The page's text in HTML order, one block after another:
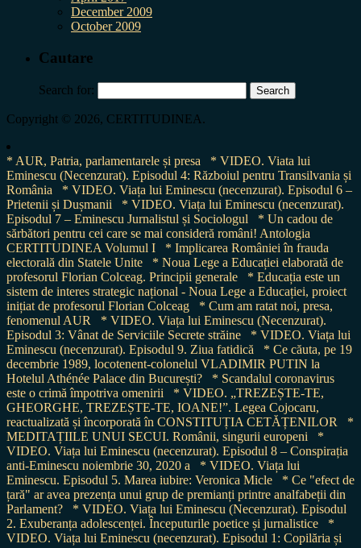
December 2009
October 2009
Cautare
Search for:
Copyright © 2026, CERTITUDINEA.
* AUR, Patria, parlamentarele și presa
* VIDEO. Viata lui
Eminescu (Necenzurat). Episodul 4: Războiul pentru Transilvania și
România
* VIDEO. Viața lui Eminescu (necenzurat). Episodul 6 –
Prietenii și Dușmanii
* VIDEO. Viața lui Eminescu (necenzurat).
Episodul 7 – Eminescu Jurnalistul și Sociologul
* Un cadou de
sărbători pentru cei care se mai consideră români! Antologia
CERTITUDINEA Volumul I
* Implicarea României în frauda
electorală din Statele Unite
* Noua Lege a Educației elaborată de
profesorul Florian Colceag. Principii generale
* Educația este un
sistem de interes strategic național - Noua Lege a Educației, proiect
inițiat de profesorul Florian Colceag
* Cum am ratat noi, presa,
fenomenul AUR
* VIDEO. Viața lui Eminescu (Necenzurat).
Episodul 3: Vânat de Serviciile Secrete străine
* VIDEO. Viața lui
Eminescu (necenzurat). Episodul 9. Ziua fatidică
* Ce căuta, pe 19
decembrie 1989, locotenent-colonelul VLADIMIR PUTIN la
Hotelul Athénée Palace din București?
* Scandalul coronavirus
este o crimă împotriva omenirii
* VIDEO. „TREZEȘTE-TE,
GHEORGHE, TREZEȘTE-TE, IOANE!”. Legea Cojocaru,
reactualizată și încorporată în CONSTITUȚIA CETĂȚENILOR
*
MEDITAȚIILE UNUI SECUI. Românii, singurii europeni
*
VIDEO. Viața lui Eminescu (necenzurat). Episodul 8 – Conspirația
anti-Eminescu noiembrie 30, 2020 a
* VIDEO. Viața lui
Eminescu. Episodul 5. Marea iubire: Veronica Micle
* Ce "efect de
țară" ar avea prezența unui grup de premianți printre analfabeții din
Parlament?
* VIDEO. Viața lui Eminescu (Necenzurat). Episodul
2. Exuberanța adolescenței. Începuturile poetice și jurnalistice
*
VIDEO. Viața lui Eminescu (necenzurat). Episodul 1: Copilăria și